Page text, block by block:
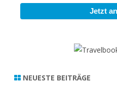
NEUESTE BEITRÄGE